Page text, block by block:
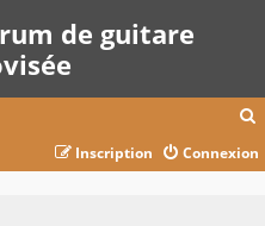
de guitare
c
Connexion
Inscription